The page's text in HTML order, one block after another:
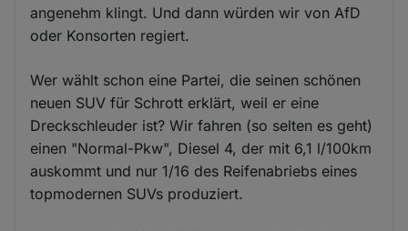
angenehm klingt. Und dann würden wir von AfD
oder Konsorten regiert.
Wer wählt schon eine Partei, die seinen schönen
neuen SUV für Schrott erklärt, weil er eine
Dreckschleuder ist? Wir fahren (so selten es geht)
einen "Normal-Pkw", Diesel 4, der mit 6,1 l/100km
auskommt und nur 1/16 des Reifenabriebs eines
topmodernen SUVs produziert.